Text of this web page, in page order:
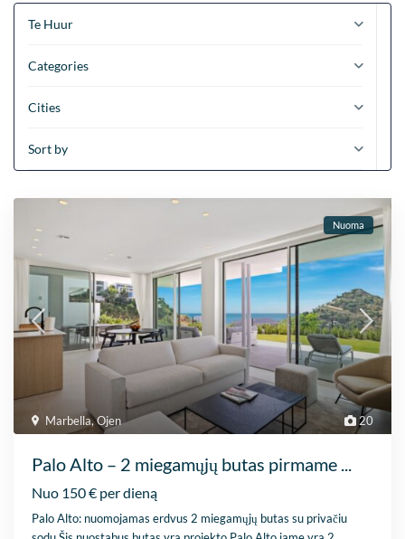
Te Huur
Categories
Cities
Sort by
20
Marbella,Ojen
Nuoma
Palo Alto – 2 miegamųjų butas pirmame ...
Nuo 150 € per dieną
Palo Alto: nuomojamas erdvus 2 miegamųjų butas su privačiu